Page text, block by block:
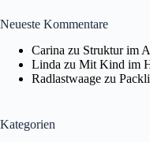
Neueste Kommentare
Carina zu Struktur im
Linda zu Mit Kind im
Radlastwaage zu
Kategorien